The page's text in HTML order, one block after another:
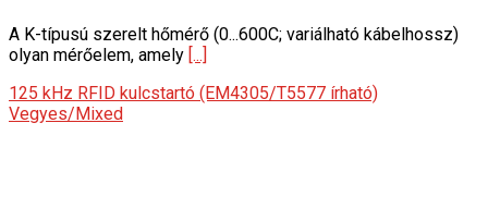
A K-típusú szerelt hőmérő (0...600C; variálható kábelhossz)
olyan mérőelem, amely [...]
125 kHz RFID kulcstartó (EM4305/T5577 írható)
Vegyes/Mixed